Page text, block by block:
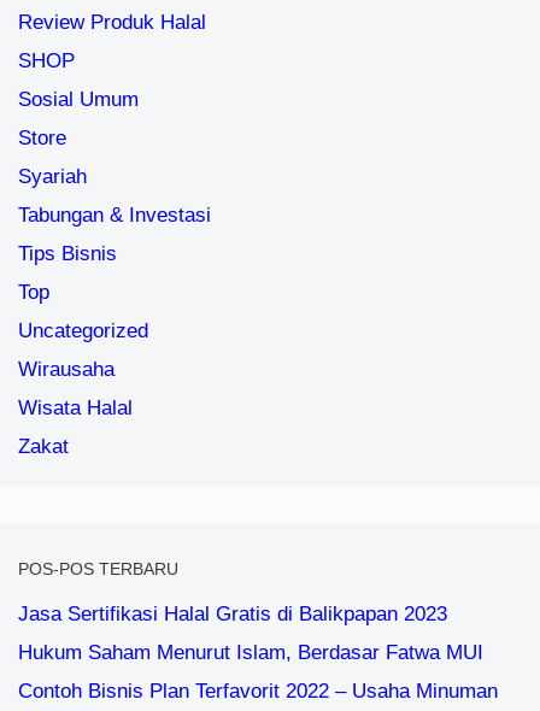
Review Produk Halal
SHOP
Sosial Umum
Store
Syariah
Tabungan & Investasi
Tips Bisnis
Top
Uncategorized
Wirausaha
Wisata Halal
Zakat
POS-POS TERBARU
Jasa Sertifikasi Halal Gratis di Balikpapan 2023
Hukum Saham Menurut Islam, Berdasar Fatwa MUI
Contoh Bisnis Plan Terfavorit 2022 – Usaha Minuman